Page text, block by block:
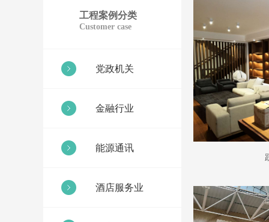
工程案例分类
Customer case
党政机关
金融行业
能源通讯
酒店服务业